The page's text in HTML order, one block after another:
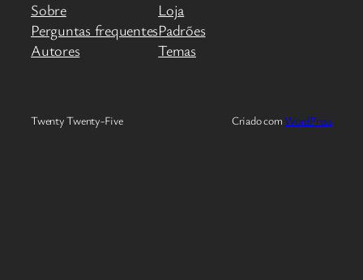
Sobre
Perguntas frequentes
Autores
Loja
Padrões
Temas
Twenty Twenty-Five Criado com WordPress